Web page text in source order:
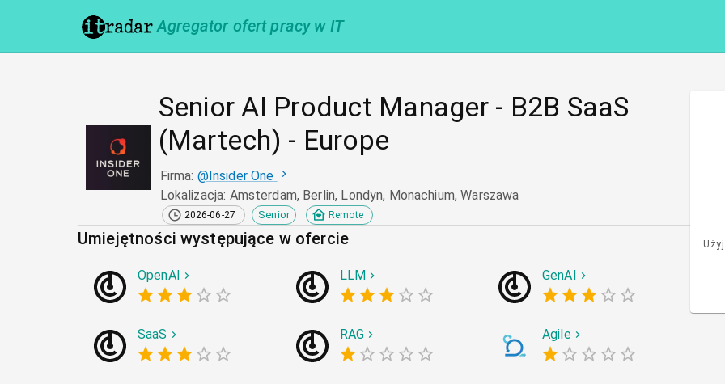
Agregator ofert pracy w IT
Senior AI Product Manager - B2B SaaS
(Martech) - Europe
Firma: @Insider One
Lokalizacja: Amsterdam, Berlin, Londyn, Monachium, Warszawa
2026-06-27 Senior Remote
Umiejętności występujące w ofercie
OpenAI LLM GenAI
SaaS RAG Agile